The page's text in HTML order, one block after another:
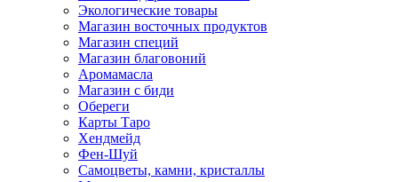
Экологические товары
Магазин восточных продуктов
Магазин специй
Магазин благовоний
Аромамасла
Магазин с биди
Обереги
Карты Таро
Хендмейд
Фен-Шуй
Самоцветы, камни, кристаллы